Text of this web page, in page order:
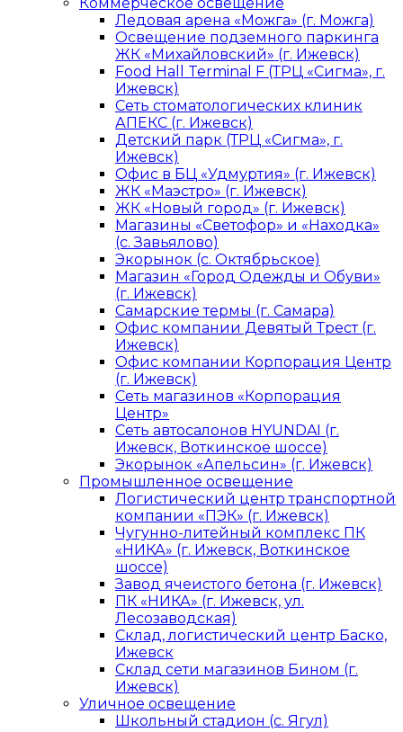
Ледовая арена «Можга» (г. Можга)
Освещение подземного паркинга
ЖК «Михайловский» (г. Ижевск)
Food Hall Terminal F (ТРЦ «Сигма», г.
Ижевск)
Сеть стоматологических клиник
АПЕКС (г. Ижевск)
Детский парк (ТРЦ «Сигма», г.
Ижевск)
Офис в БЦ «Удмуртия» (г. Ижевск)
ЖК «Маэстро» (г. Ижевск)
ЖК «Новый город» (г. Ижевск)
Магазины «Светофор» и «Находка»
(с. Завьялово)
Экорынок (с. Октябрьское)
Магазин «Город Одежды и Обуви»
(г. Ижевск)
Самарские термы (г. Самара)
Офис компании Девятый Трест (г.
Ижевск)
Офис компании Корпорация Центр
(г. Ижевск)
Сеть магазинов «Корпорация
Центр»
Сеть автосалонов HYUNDAI (г.
Ижевск, Воткинское шоссе)
Экорынок «Апельсин» (г. Ижевск)
Промышленное освещение
Логистический центр транспортной
компании «ПЭК» (г. Ижевск)
Чугунно-литейный комплекс ПК
«НИКА» (г. Ижевск, Воткинское
шоссе)
Завод ячеистого бетона (г. Ижевск)
ПК «НИКА» (г. Ижевск, ул.
Лесозаводская)
Склад, логистический центр Баско,
Ижевск
Склад сети магазинов Бином (г.
Ижевск)
Уличное освещение
Школьный стадион (с. Ягул)